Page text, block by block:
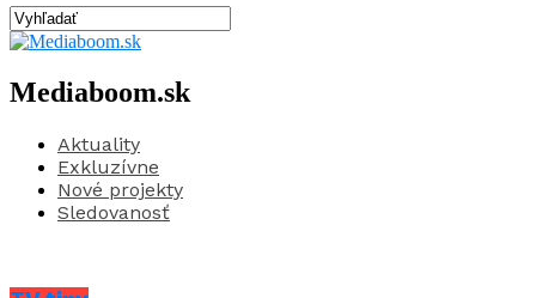
Mediaboom.sk
Aktuality
Exkluzívne
Nové projekty
Sledovanosť